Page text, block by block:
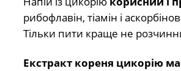
рибофлавін, тіамін і
Тільки пити краще не
Екстракт кореня цикорію